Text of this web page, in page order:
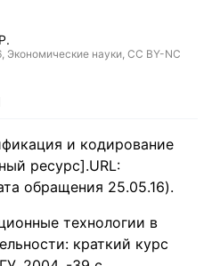
, Экономические науки, CC BY-NC
и кодирование
ресурс].URL:
обращения 25.05.16).
технологии в
краткий курс